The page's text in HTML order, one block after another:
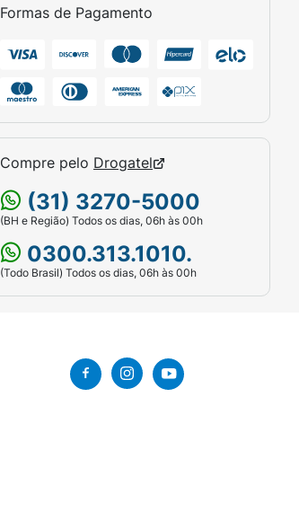
Formas de Pagamento
Compre pelo Drogatel
(31) 3270-5000
(BH e Região) Todos os dias, 06h às 00h
0300.313.1010.
(Todo Brasil) Todos os dias, 06h às 00h